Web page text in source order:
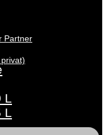
Partner
L
L